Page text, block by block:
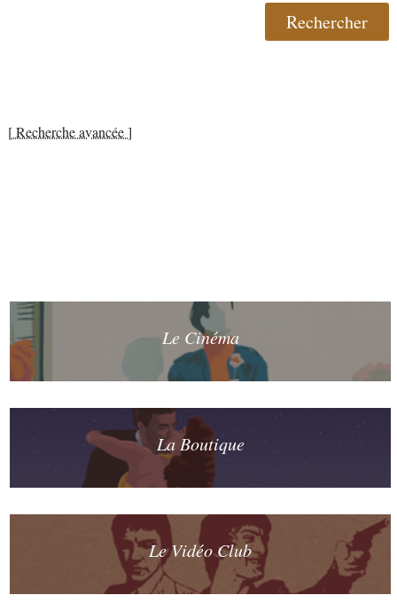
[ Recherche avancée ]
Le Cinéma
La Boutique
Le Vidéo Club